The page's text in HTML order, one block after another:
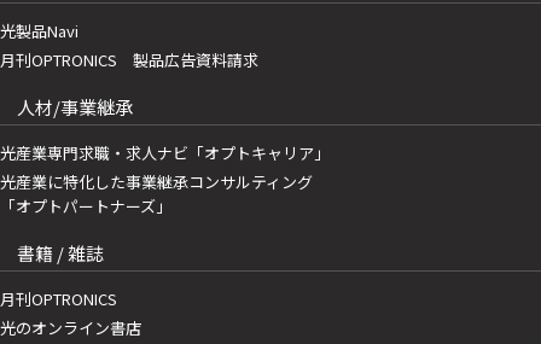
光製品Navi
月刊OPTRONICS 製品広告資料請求
人材/事業継承
光産業専門求職・求人ナビ「オプトキャリア」
光産業に特化した事業継承コンサルティング
「オプトパートナーズ」
書籍 / 雑誌
月刊OPTRONICS
光のオンライン書店